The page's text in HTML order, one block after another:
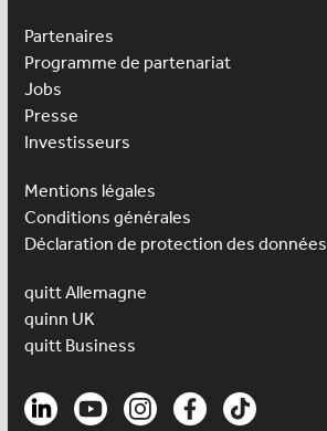
Partenaires
Programme de partenariat
Jobs
Presse
Investisseurs
Mentions légales
Conditions générales
Déclaration de protection des données
quitt Allemagne
quinn UK
quitt Business